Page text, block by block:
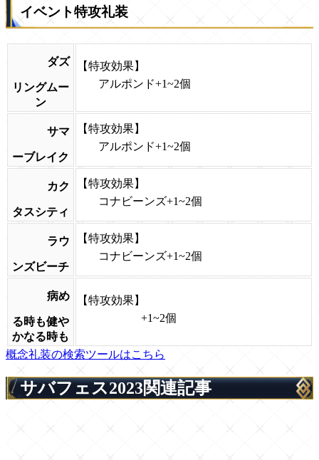
イベント特攻礼装
ダズ
リングムー
ン
【特攻効果】
アルポンド+1~2個
サマ
ーブレイク
【特攻効果】
アルポンド+1~2個
カク
タスシティ
【特攻効果】
コナビーンズ+1~2個
ラウ
ンズビーチ
【特攻効果】
コナビーンズ+1~2個
病め
る時も健や
かなる時も
【特攻効果】
+1~2個
概念礼装の検索ツールはこちら
サバフェス2023関連記事